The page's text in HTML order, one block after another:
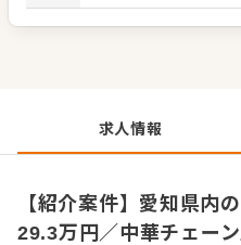
もめざせます。
求人情報
【紹介案件】愛知県内
29.3万円／中華チェー